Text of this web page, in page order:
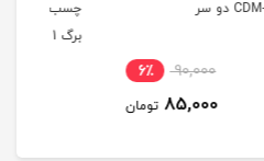
چسب) سایز 3x3 اینچ 100
70,000
55,000